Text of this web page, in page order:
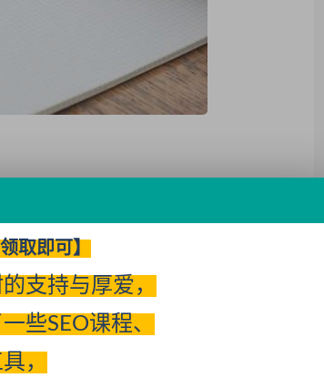
营业执照建立百科，百科的词条名就是营业
不能免费成功创建的话，那么可以使用收费
费的渠道。
取即可】
支持与厚爱，
些SEO课程、
，